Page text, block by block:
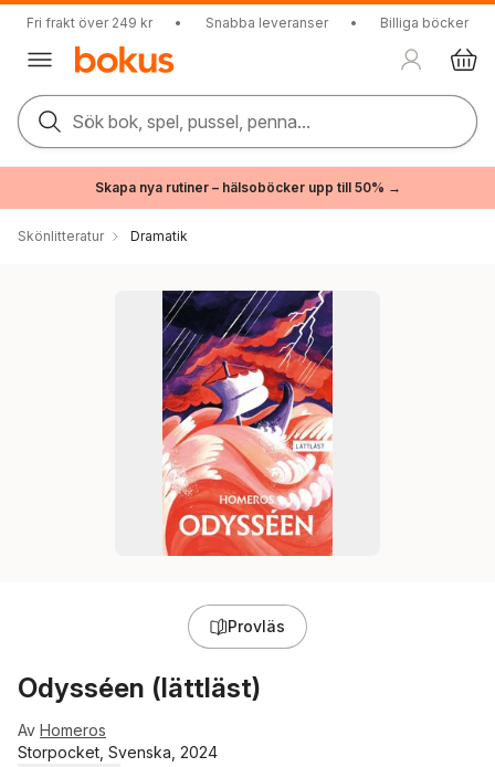
Fri frakt över 249 kr • Snabba leveranser • Billiga böcker
Sök bok, spel, pussel, penna...
Skapa nya rutiner – hälsoböcker upp till 50% →
Skönlitteratur Dramatik
Provläs
Odysséen (lättläst)
Av Homeros
Storpocket, Svenska, 2024